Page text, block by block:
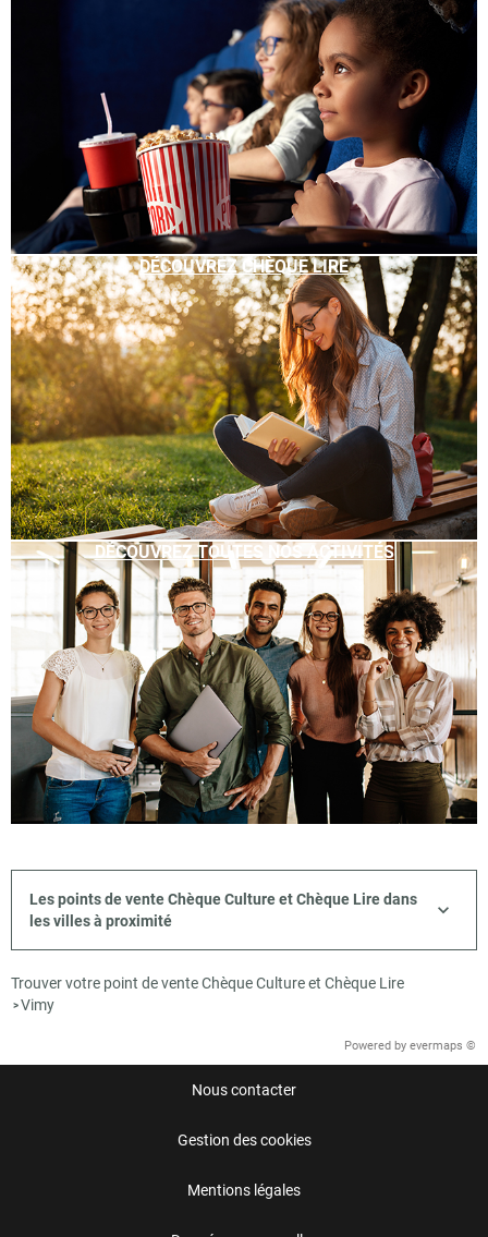
DÉCOUVREZ CHÈQUE LIRE
DÉCOUVREZ TOUTES NOS ACTIVITÉS
Les points de vente Chèque Culture et Chèque Lire dans
les villes à proximité
Trouver votre point de vente Chèque Culture et Chèque Lire
>Vimy
Powered by evermaps ©
Nous contacter
Gestion des cookies
Mentions légales